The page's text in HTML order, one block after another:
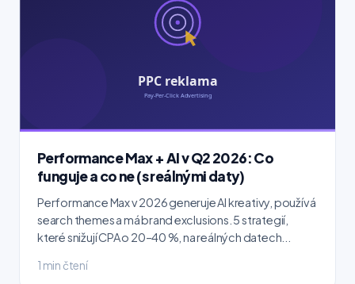
Performance Max + AI v Q2 2026: Co
funguje a co ne (s reálnými daty)
Performance Max v 2026 generuje AI kreativy, používá
search themes a má brand exclusions. 5 strategií,
které snižují CPA o 20–40 %, na reálných datech...
1 min čtení